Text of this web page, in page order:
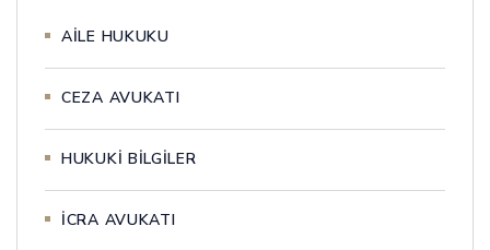
AİLE HUKUKU
CEZA AVUKATI
HUKUKİ BİLGİLER
İCRA AVUKATI